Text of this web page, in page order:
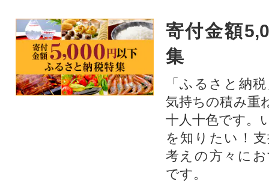
寄付金額
集
「ふるさと納
気持ちの積み重
十人十色です。
を知りたい！
考えの方々に
です。